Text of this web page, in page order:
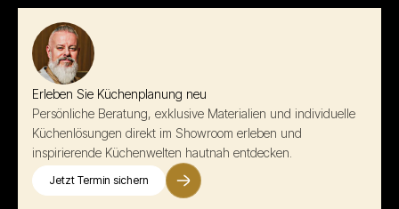
Erleben Sie Küchenplanung neu
Persönliche Beratung, exklusive Materialien und individuelle
Küchenlösungen direkt im Showroom erleben und
inspirierende Küchenwelten hautnah entdecken.
Jetzt Termin sichern